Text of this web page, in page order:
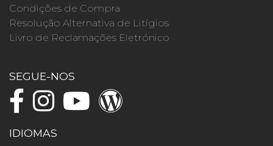
Condições de Compra
Resolução Alternativa de Litígios
Livro de Reclamações Eletrónico
SEGUE-NOS
IDIOMAS